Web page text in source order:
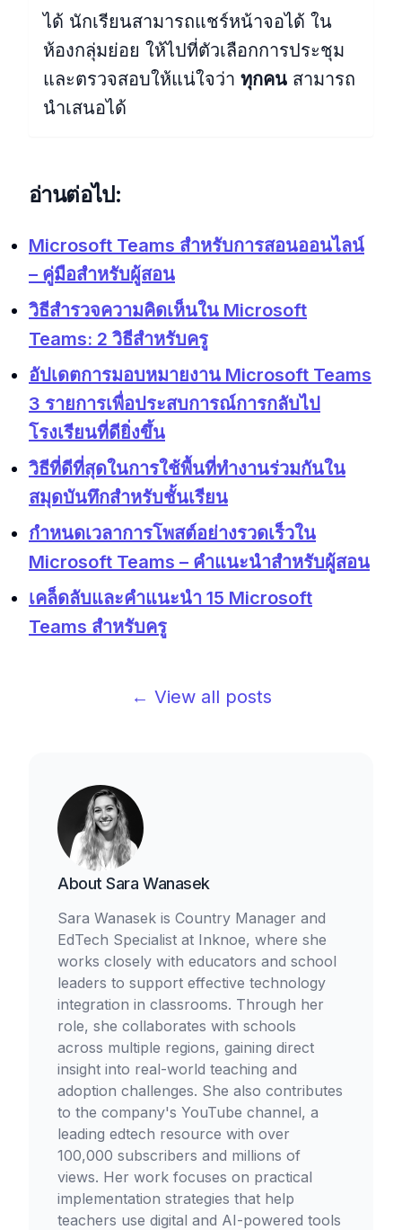
ได้ นักเรียนสามารถแชร์หน้าจอได้ ใน
ห้องกลุ่มย่อย ให้ไปที่ตัวเลือกการประชุม
และตรวจสอบให้แน่ใจว่า ทุกคน สามารถ
นำเสนอได้
อ่านต่อไป:
Microsoft Teams สำหรับการสอนออนไลน์
– คู่มือสำหรับผู้สอน
วิธีสำรวจความคิดเห็นใน Microsoft
Teams: 2 วิธีสำหรับครู
อัปเดตการมอบหมายงาน Microsoft Teams
3 รายการเพื่อประสบการณ์การกลับไป
โรงเรียนที่ดียิ่งขึ้น
วิธีที่ดีที่สุดในการใช้พื้นที่ทำงานร่วมกันใน
สมุดบันทึกสำหรับชั้นเรียน
กำหนดเวลาการโพสต์อย่างรวดเร็วใน
Microsoft Teams – คำแนะนำสำหรับผู้สอน
เคล็ดลับและคำแนะนำ 15 Microsoft
Teams สำหรับครู
← View all posts
About Sara Wanasek
Sara Wanasek is Country Manager and
EdTech Specialist at Inknoe, where she
works closely with educators and school
leaders to support effective technology
integration in classrooms. Through her
role, she collaborates with schools
across multiple regions, gaining direct
insight into real-world teaching and
adoption challenges. She also contributes
to the company's YouTube channel, a
leading edtech resource with over
100,000 subscribers and millions of
views. Her work focuses on practical
implementation strategies that help
teachers use digital and AI-powered tools